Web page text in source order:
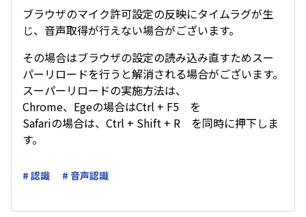
ブラウザのマイク許可設定の反映にタイムラグが生
じ、音声取得が行えない場合がございます。
その場合はブラウザの設定の読み込み直すためスー
パーリロードを行うと解消される場合がございます。
スーパーリロードの実施方法は、
Chrome、Egeの場合はCtrl + F5 を
Safariの場合は、Ctrl + Shift + R を同時に押下しま
す。
# 認識 # 音声認識